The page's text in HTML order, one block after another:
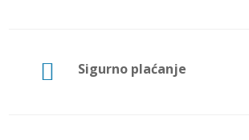
 Sigurno plaćanje